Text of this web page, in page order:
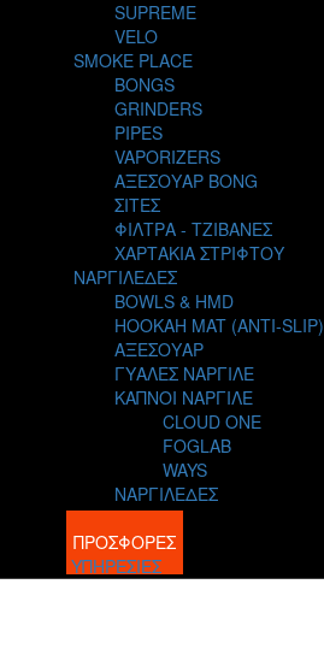
SUPREME
VELO
SMOKE PLACE
BONGS
GRINDERS
PIPES
VAPORIZERS
ΑΞΕΣΟΥΑΡ BONG
ΣΙΤΕΣ
ΦΙΛΤΡΑ - ΤΖΙΒΑΝΕΣ
ΧΑΡΤΑΚΙΑ ΣΤΡΙΦΤΟΥ
ΝΑΡΓΙΛΕΔΕΣ
BOWLS & HMD
HOOKAH MAT (ANTI-SLIP)
ΑΞΕΣΟΥΑΡ
ΓΥΑΛΕΣ ΝΑΡΓΙΛΕ
ΚΑΠΝΟΙ ΝΑΡΓΙΛΕ
CLOUD ONE
FOGLAB
WAYS
ΝΑΡΓΙΛΕΔΕΣ
BLOG
ΠΡΟΣΦΟΡΕΣ
ΥΠΗΡΕΣΙΕΣ